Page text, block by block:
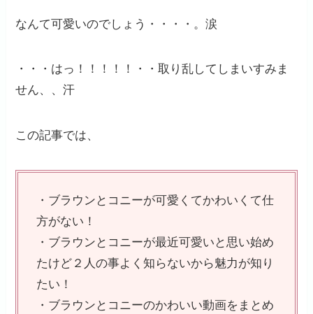
なんて可愛いのでしょう・・・・。涙
・・・はっ！！！！！・・取り乱してしまいすみま
せん、、汗
この記事では、
・ブラウンとコニーが可愛くてかわいくて仕
方がない！
・ブラウンとコニーが最近可愛いと思い始め
たけど２人の事よく知らないから魅力が知り
たい！
・ブラウンとコニーのかわいい動画をまとめ